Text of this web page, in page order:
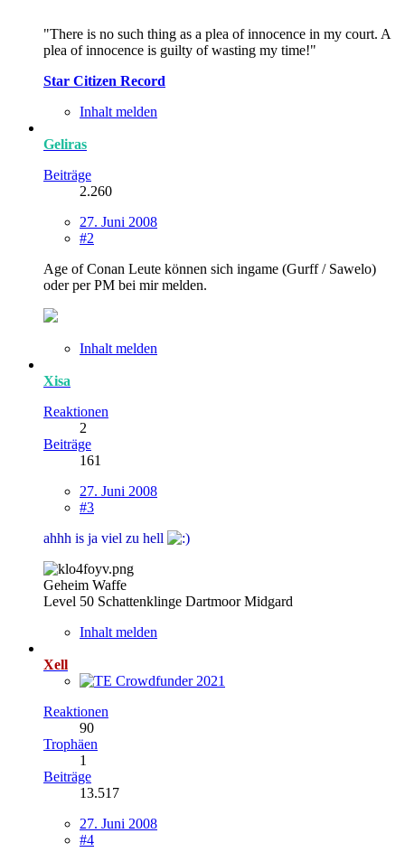
"There is no such thing as a plea of innocence in my court. A
plea of innocence is guilty of wasting my time!"
Star Citizen Record
Inhalt melden
Geliras
Beiträge
2.260
27. Juni 2008
#2
Age of Conan Leute können sich ingame (Gurff / Sawelo)
oder per PM bei mir melden.
Inhalt melden
Xisa
Reaktionen
2
Beiträge
161
27. Juni 2008
#3
ahhh is ja viel zu hell
Geheim Waffe
Level 50 Schattenklinge Dartmoor Midgard
Inhalt melden
Xell
Reaktionen
90
Trophäen
1
Beiträge
13.517
27. Juni 2008
#4